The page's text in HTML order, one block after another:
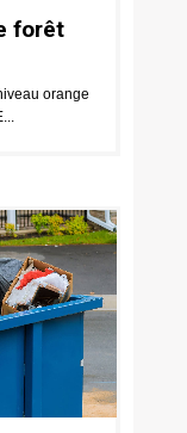
forêt
orange